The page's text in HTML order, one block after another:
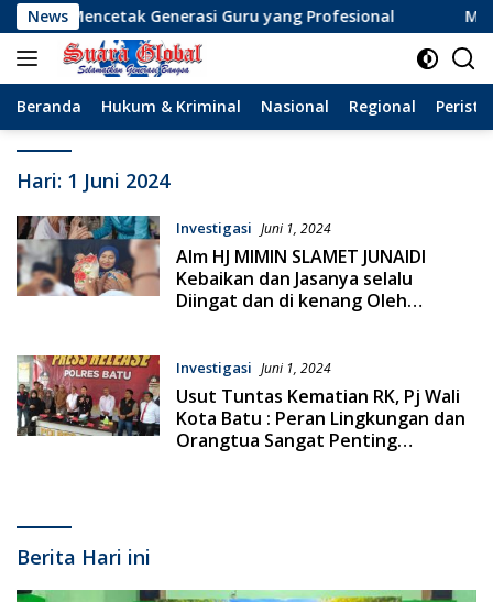
Langsung
ke
konten
News
Mencetak Generasi Guru yang Profesional
Beranda Hukum & Kriminal Nasional Regional
Hari: 1 Juni 2024
Investigasi Juni 1, 2024
Alm HJ MIMIN SLAMET JUNAIDI
Kebaikan dan Jasanya selalu
Diingat dan di kenang Oleh
Investigasi Juni 1, 2024
Usut Tuntas Kematian RK, Pj Wali
Kota Batu : Peran Lingkungan dan
Orangtua Sangat Penting
Berita Hari ini